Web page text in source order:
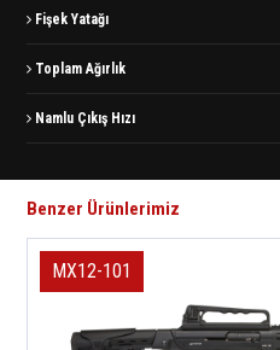
Fişek Yatağı
Toplam Ağırlık
Namlu Çıkış Hızı
Benzer Ürünlerimiz
MX12-101